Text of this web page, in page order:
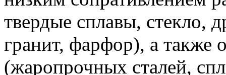
твердые сплавы, стекло,
гранит, фарфор), а также
(жаропрочных сталей,